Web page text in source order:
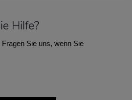
Hilfe?
Sie uns, wenn Sie